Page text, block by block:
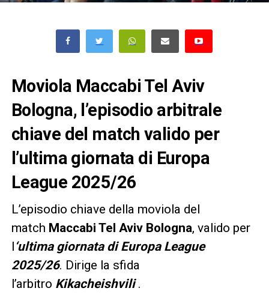
Moviola Maccabi Tel Aviv
Bologna, l’episodio arbitrale
chiave del match valido per
l’ultima giornata di Europa
League 2025/26
L’episodio chiave della moviola del
match Maccabi Tel Aviv Bologna, valido per
l ‘ultima giornata di Europa League
2025/26. Dirige la sfida
l’arbitro Kikacheishvili.